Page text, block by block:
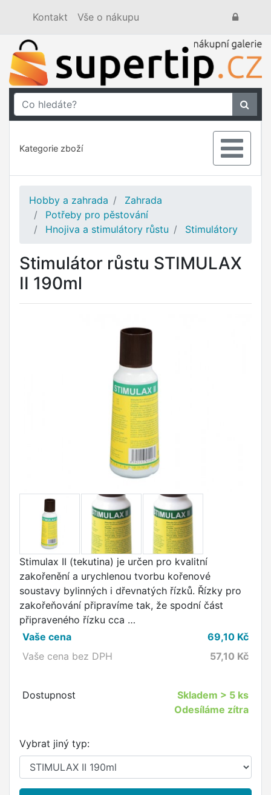
Kontakt Vše o nákupu
Kategorie zboží
Hobby a zahrada
Zahrada
Potřeby pro pěstování
Hnojiva a stimulátory růstu
Stimulátory
Stimulátor růstu STIMULAX
II 190ml
Stimulax II (tekutina) je určen pro kvalitní
zakořenění a urychlenou tvorbu kořenové
soustavy bylinných i dřevnatých řízků. Řízky pro
zakořeňování připravíme tak, že spodní část
připraveného řízku cca …
Vaše cena
69,10 Kč
Vaše cena bez DPH
57,10 Kč
Dostupnost Skladem > 5 ks
Odesíláme zítra
Vybrat jiný typ: